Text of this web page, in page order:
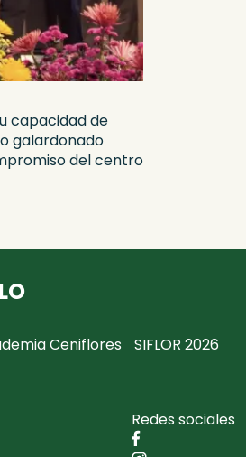
capacidad de
galardonado
del centro
Ceniflores
SIFLOR 2026
Redes sociales